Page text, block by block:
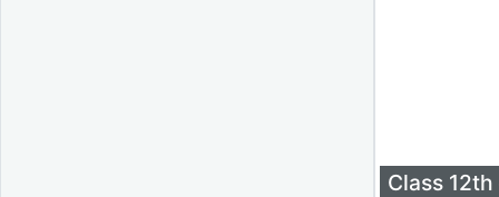
Class 12th